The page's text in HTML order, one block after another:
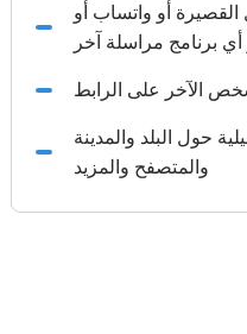
أو واتساب أو
أي برنامج مراسلة آخر
الآخر على الرابط
حول البلد والمدينة
والمتصفح والمزيد